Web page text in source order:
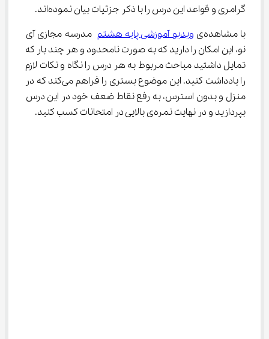
گرامری و قواعد این درس را با ذکر جزئیات بیان نموده‌اند.
با مشاهده‌ی
ویدیو آموزشی پایه هشتم مدرسه مجازی آی
نو، این امکان را دارید که به صورت نامحدود و هر چند بار که
تمایل داشتید مباحث مربوط به هر درس را نگاه و نکات لازم
را یادداشت کنید. این موضوع بستری را فراهم می‌کند که در
منزل و بدون استرس، به رفع نقاط ضعف خود در این درس
بپردازید و در نهایت نمره‌ی بالایی در امتحانات کسب کنید.